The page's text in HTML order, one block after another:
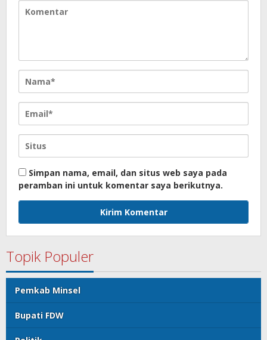
Simpan nama, email, dan situs web saya pada
peramban ini untuk komentar saya berikutnya.
Topik Populer
Pemkab Minsel
Bupati FDW